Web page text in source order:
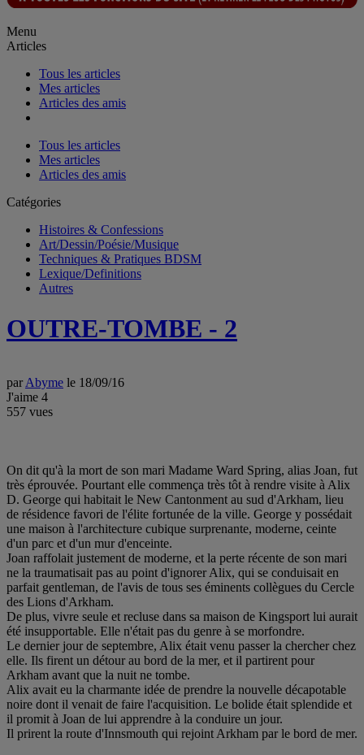
Menu
Articles
Tous les articles
Mes articles
Articles des amis
Tous les articles
Mes articles
Articles des amis
Catégories
Histoires & Confessions
Art/Dessin/Poésie/Musique
Techniques & Pratiques BDSM
Lexique/Definitions
Autres
OUTRE-TOMBE - 2
par Abyme le 18/09/16
J'aime 4
557 vues
On dit qu'à la mort de son mari Madame Ward Spring, alias Joan, fut
très éprouvée. Pourtant elle commença très tôt à rendre visite à Alix
D. George qui habitait le New Cantonment au sud d'Arkham, lieu
de résidence favori de l'élite fortunée de la ville. George y possédait
une maison à l'architecture cubique surprenante, moderne, ceinte
d'un parc et d'un mur d'enceinte.
Joan raffolait justement de moderne, et la perte récente de son mari
ne la traumatisait pas au point d'ignorer Alix, qui se conduisait en
parfait gentleman, de l'avis de tous ses éminents collègues du Cercle
des Lions d'Arkham.
De plus, vivre seule et recluse dans sa maison de Kingsport lui aurait
été insupportable. Elle n'était pas du genre à se morfondre.
Le dernier jour de septembre, Alix était venu passer la chercher chez
elle. Ils firent un détour au bord de la mer, et il partirent pour
Arkham avant que la nuit ne tombe.
Alix avait eu la charmante idée de prendre la nouvelle décapotable
noire dont il venait de faire l'acquisition. Le bolide était splendide et
il promit à Joan de lui apprendre à la conduire un jour.
Il prirent la route d'Innsmouth qui rejoint Arkham par le bord de mer.